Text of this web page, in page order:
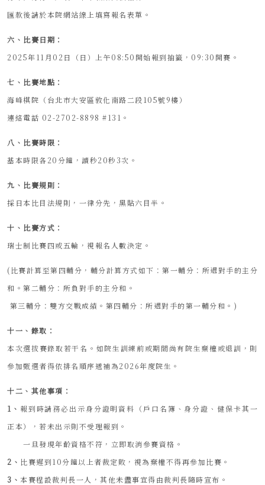
匯款後請於本院網站線上填寫報名表單。
六、比賽日期：
2025年11月02日（日）上午08:50開始報到抽籤，09:30開賽。
七、比賽地點：
海峰棋院（台北市大安區敦化南路二段105號9樓）
連絡電話 02-2702-8898 #131。
八、比賽時限：
基本時限各20分鐘，讀秒20秒3次。
九、比賽規則：
採日本比目法規則，一律分先，黑貼六目半。
十、比賽方式：
瑞士制比賽四或五輪，視報名人數決定。
(比賽計算至第四輔分，輔分計算方式如下：第一輔分：所遇對手的主分
和。第二輔分：所負對手的主分和。
第三輔分：雙方交戰成績。第四輔分：所遇對手的第一輔分和。)
十一、錄取：
本次選拔賽錄取若干名。如院生訓練前或期間尚有院生棄權或退訓，則
參加甄選者得依排名順序遞補為2026年度院生。
十二、其他事項：
1、 報到時請務必出示身分證明資料（戶口名簿、身分證、健保卡其一
正本），若未出示則不受理報到。
一旦發現年齡資格不符，立即取消參賽資格。
2、 比賽遲到10分鐘以上者裁定敗，視為棄權不得再參加比賽。
3、 本賽程設裁判長一人，其他未盡事宜得由裁判長隨時宣布。